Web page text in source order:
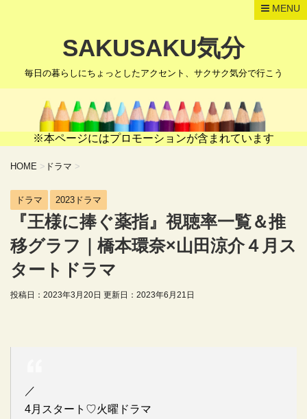
MENU
SAKUSAKU気分
毎日の暮らしにちょっとしたアクセント、サクサク気分で行こう
※本ページにはプロモーションが含まれています
HOME > ドラマ >
ドラマ 2023ドラマ
『王様に捧ぐ薬指』視聴率一覧＆推
移グラフ｜橋本環奈×山田涼介４月ス
タートドラマ
投稿日：2023年3月20日 更新日： 2023年6月21日
／
4月スタート♡火曜ドラマ